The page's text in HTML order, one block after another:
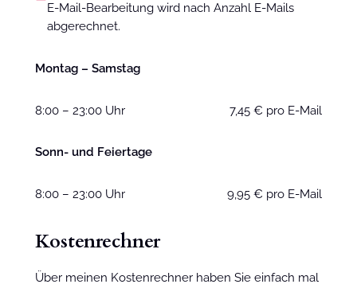
E-Mail-Bearbeitung wird nach Anzahl E-Mails
abgerechnet.
Montag – Samstag
8:00 – 23:00 Uhr 7,45 € pro E-Mail
Sonn- und Feiertage
8:00 – 23:00 Uhr 9,95 € pro E-Mail
Kostenrechner
Über meinen Kostenrechner haben Sie einfach mal